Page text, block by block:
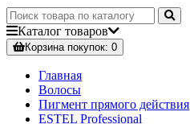
Каталог товаров
Корзинапокупок: 0
Главная
Волосы
Пигмент прямого действия
ESTEL Professional